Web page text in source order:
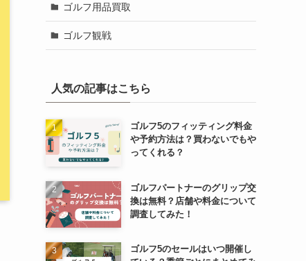
ゴルフ用品買取
ゴルフ観戦
人気の記事はこちら
ゴルフ5のフィッティング料金
や予約方法は？買わないでもや
ってくれる？
ゴルフパートナーのグリップ交
換は無料？店舗や料金について
調査してみた！
ゴルフ5のセールはいつ開催し